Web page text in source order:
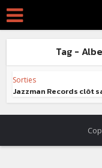
Tag -
Sorties
Jazzman Records clôt